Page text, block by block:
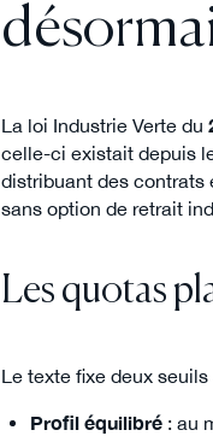
La loi Industrie Verte du
celle-ci existait depuis
distribuant des
sans option de retrait
Les quotas
Le texte fixe deux
Profil équilibré : au